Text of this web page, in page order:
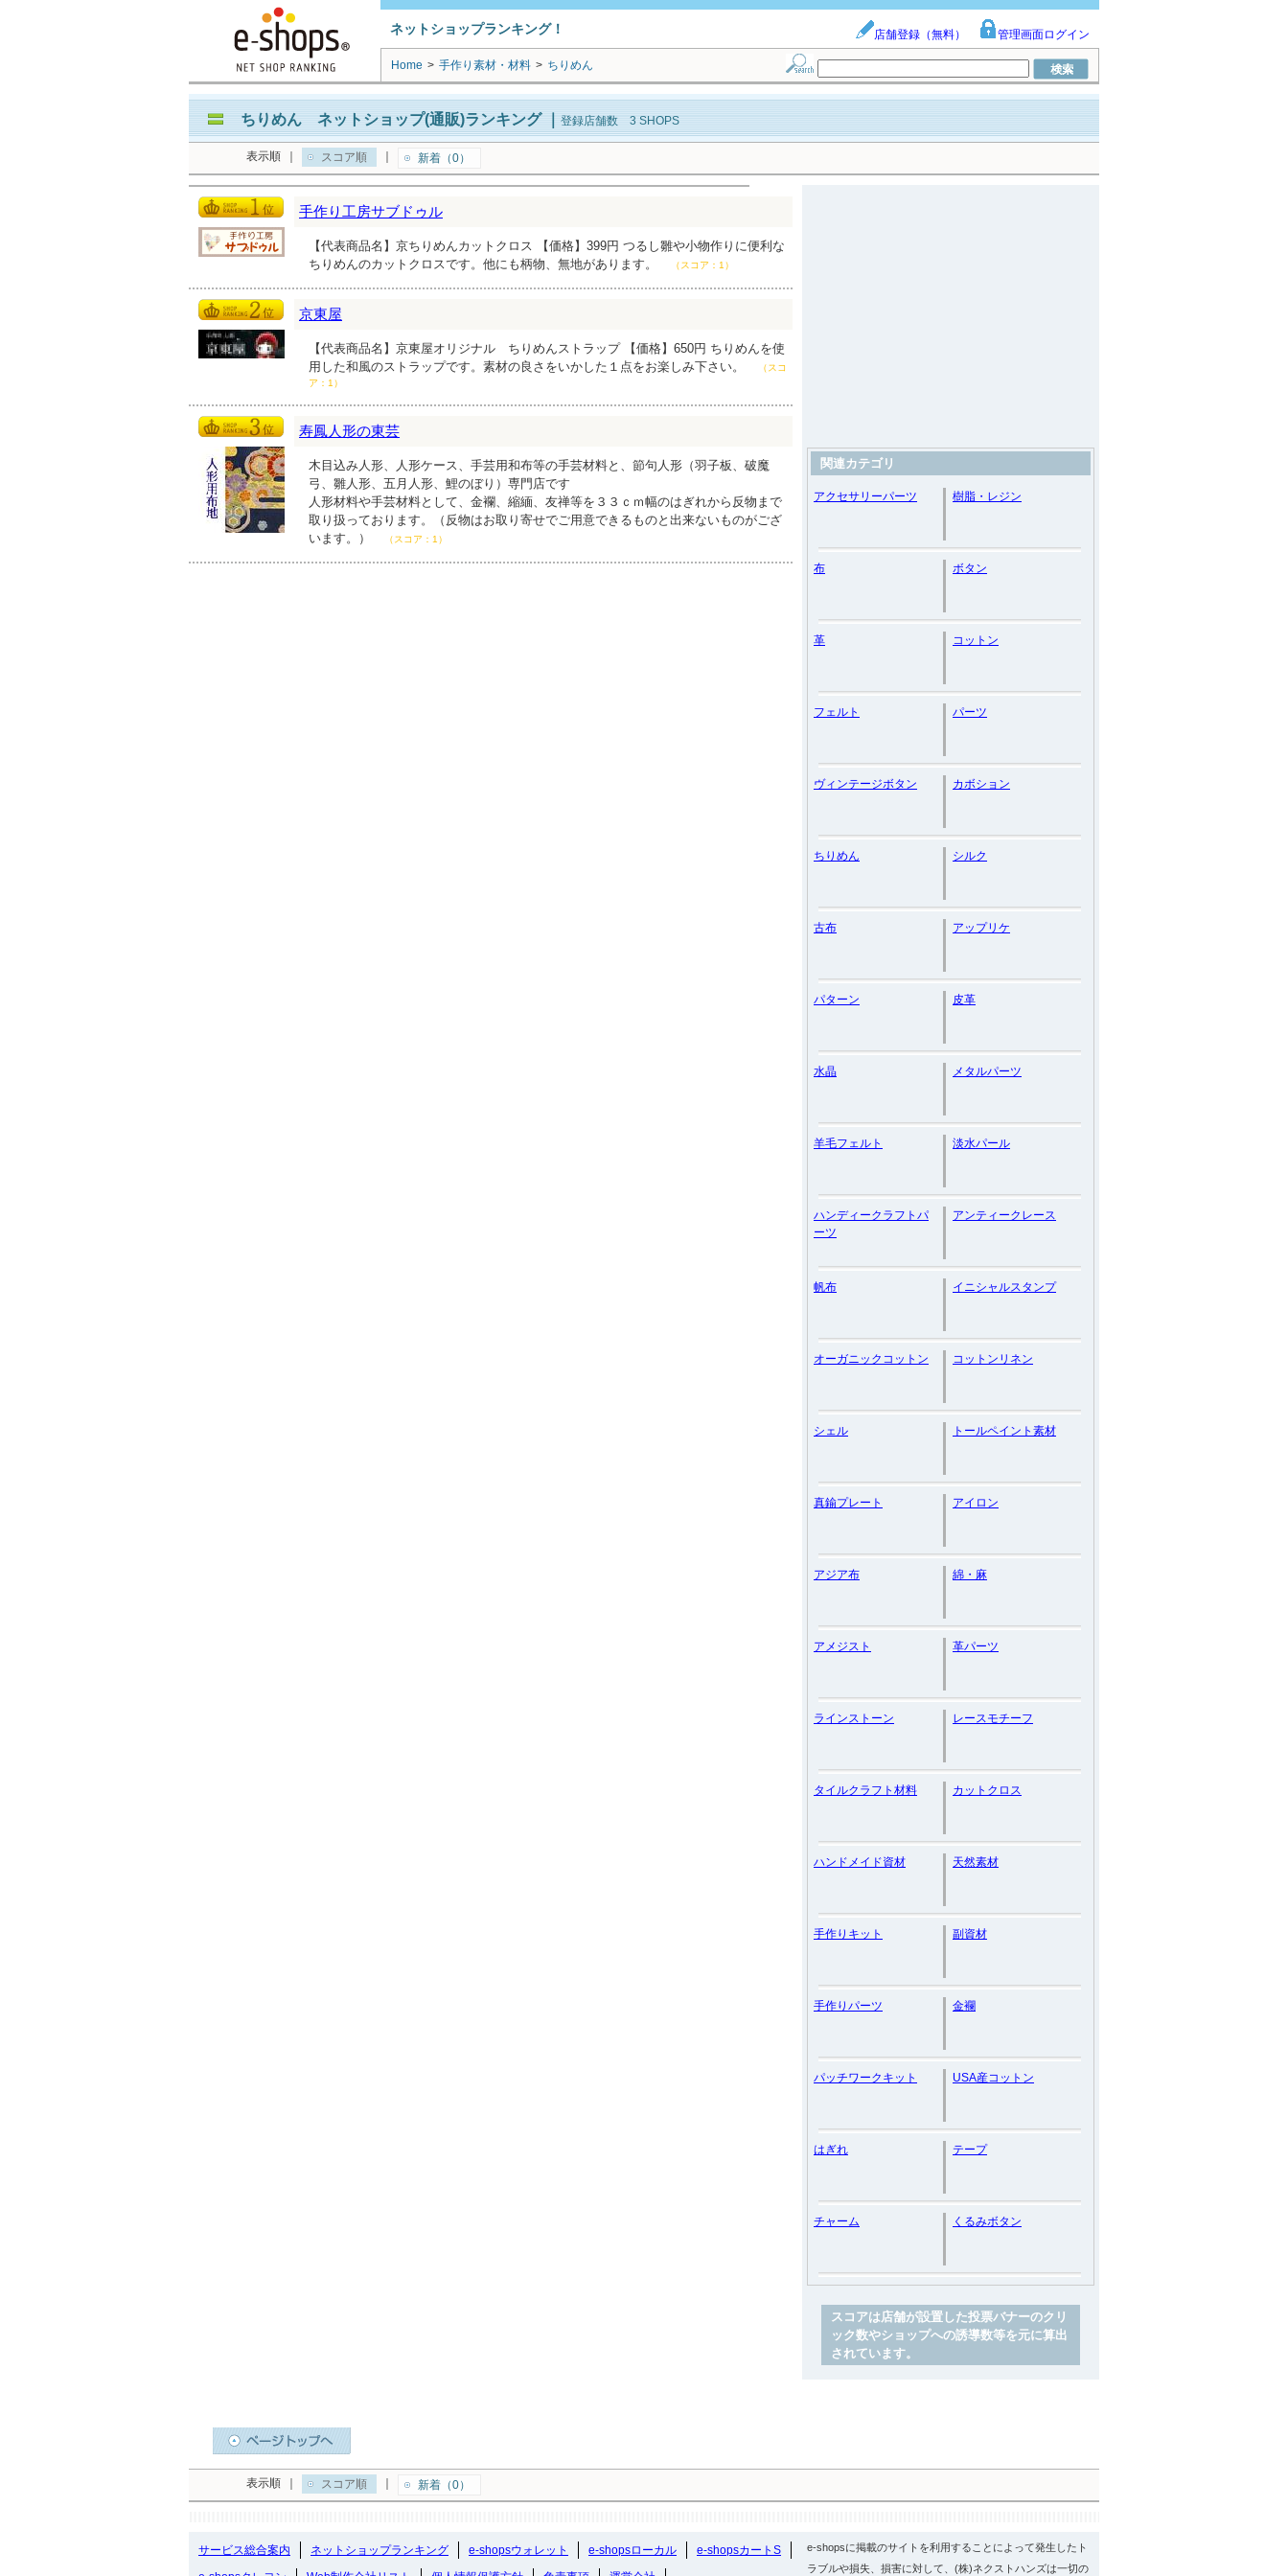
ネットショップランキング！ 店舗登録（無料） 管理画面ログイン
Home > 手作り素材・材料 > ちりめん
ちりめん ネットショップ(通販)ランキング｜ 登録店舗数 3 SHOPS
表示順 スコア順 新着（0）
手作り工房サブドゥル
【代表商品名】京ちりめんカットクロス 【価格】399円 つるし雛や小物作りに便利な
ちりめんのカットクロスです。他にも柄物、無地があります。
（スコア：1）
京東屋
【代表商品名】京東屋オリジナル ちりめんストラップ 【価格】650円 ちりめんを使
用した和風のストラップです。素材の良さをいかした１点をお楽しみ下さい。
（スコ
ア：1）
寿鳳人形の東芸
木目込み人形、人形ケース、手芸用和布等の手芸材料と、節句人形（羽子板、破魔
弓、雛人形、五月人形、鯉のぼり）専門店です
人形材料や手芸材料として、金襴、縮緬、友禅等を３３ｃｍ幅のはぎれから反物まで
取り扱っております。（反物はお取り寄せでご用意できるものと出来ないものがござ
います。）
（スコア：1）
関連カテゴリ
アクセサリーパーツ 樹脂・レジン
布 ボタン
革 コットン
フェルト パーツ
ヴィンテージボタン カボション
ちりめん シルク
古布 アップリケ
パターン 皮革
水晶 メタルパーツ
羊毛フェルト 淡水パール
ハンディークラフトパ
ーツ
アンティークレース
帆布 イニシャルスタンプ
オーガニックコットン コットンリネン
シェル トールペイント素材
真鍮プレート アイロン
アジア布 綿・麻
アメジスト 革パーツ
ラインストーン レースモチーフ
タイルクラフト材料 カットクロス
ハンドメイド資材 天然素材
手作りキット 副資材
手作りパーツ 金襴
パッチワークキット USA産コットン
はぎれ テープ
チャーム くるみボタン
スコアは店舗が設置した投票バナーのクリ
ック数やショップへの誘導数等を元に算出
されています。
表示順 スコア順 新着（0）
サービス総合案内 ネットショップランキング e-shopsウォレット e-shopsローカル
e-shopsカートS
e-shopsに掲載のサイトを利用することによって発生したト
ラブルや損失、損害に対して、(株)ネクストハンズは一切の